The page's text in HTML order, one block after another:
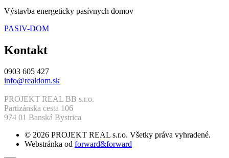
Výstavba energeticky pasívnych domov
PASIV-DOM
Kontakt
0903 605 427
info@realdom.sk
PROJEKT REAL BB s.r.o.
Partizánska cesta 106
974 01 Banská Bystrica
© 2026 PROJEKT REAL s.r.o. Všetky práva vyhradené.
Webstránka od forward&forward